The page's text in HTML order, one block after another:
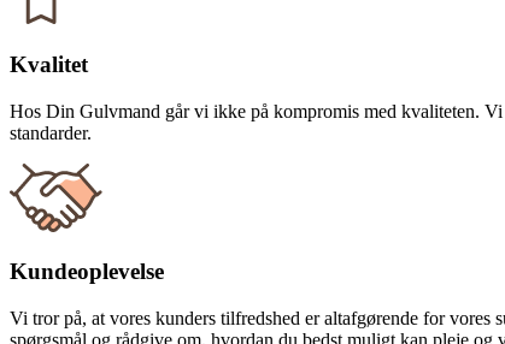
Kvalitet
Hos Din Gulvmand går vi ikke på kompromis med kvaliteten. Vi
standarder.
Kundeoplevelse
Vi tror på, at vores kunders tilfredshed er altafgørende for vores
spørgsmål og rådgive om, hvordan du bedst muligt kan pleje og